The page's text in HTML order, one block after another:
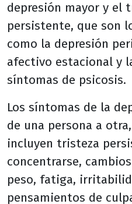
depresión mayor y el
persistente, que son
como la depresión
afectivo estacional y
síntomas de psicosis.
Los síntomas de la
de una persona a
incluyen tristeza
concentrarse,
peso, fatiga,
pensamientos de